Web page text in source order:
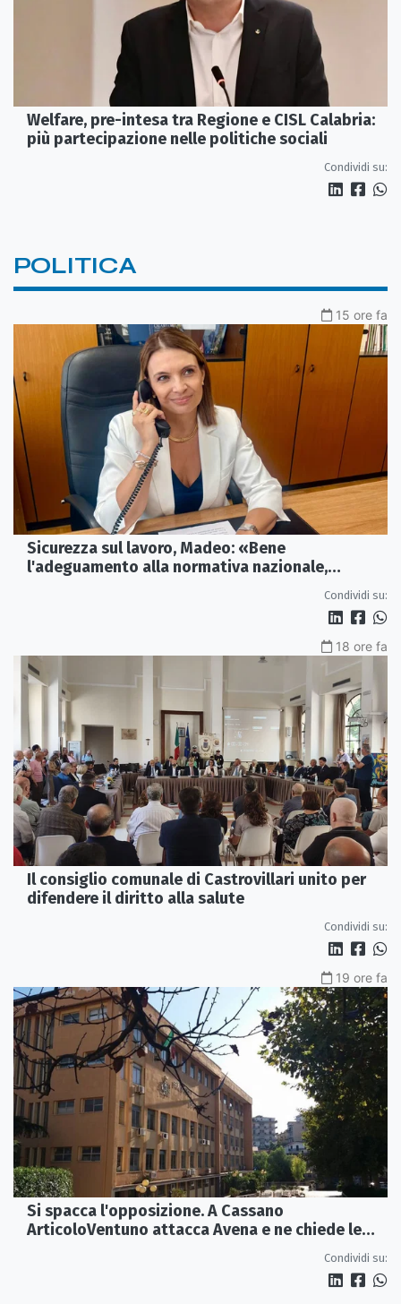
Welfare, pre-intesa tra Regione e CISL Calabria:
più partecipazione nelle politiche sociali
Condividi su:
POLITICA
15 ore fa
Sicurezza sul lavoro, Madeo: «Bene
l'adeguamento alla normativa nazionale,
Condividi su:
18 ore fa
Il consiglio comunale di Castrovillari unito per
difendere il diritto alla salute
Condividi su:
19 ore fa
Si spacca l'opposizione. A Cassano
ArticoloVentuno attacca Avena e ne chiede le
Condividi su: